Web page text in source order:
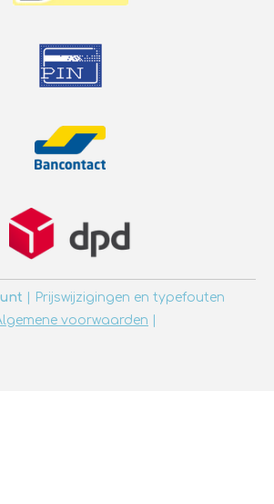
| Prijswijzigingen en typefouten
voorwaarden